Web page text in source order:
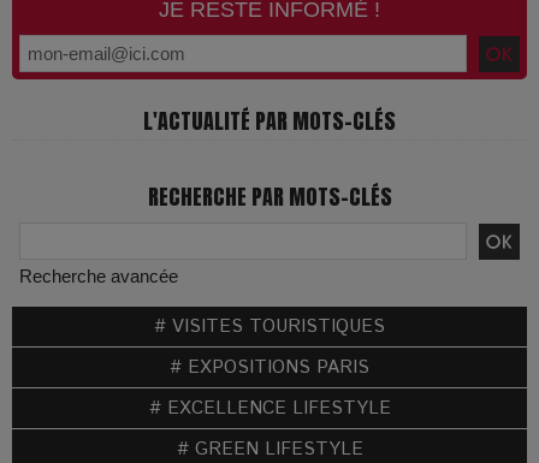
JE RESTE INFORMÉ !
L'ACTUALITÉ PAR MOTS-CLÉS
RECHERCHE PAR MOTS-CLÉS
Recherche avancée
# VISITES TOURISTIQUES
# EXPOSITIONS PARIS
# EXCELLENCE LIFESTYLE
# GREEN LIFESTYLE